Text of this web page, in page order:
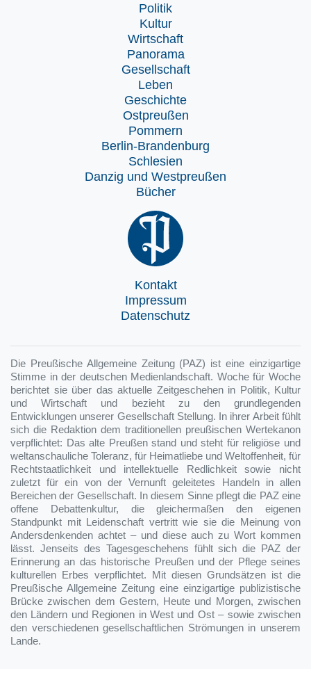
Politik
Kultur
Wirtschaft
Panorama
Gesellschaft
Leben
Geschichte
Ostpreußen
Pommern
Berlin-Brandenburg
Schlesien
Danzig und Westpreußen
Bücher
Kontakt
Impressum
Datenschutz
Die Preußische Allgemeine Zeitung (PAZ) ist eine einzigartige
Stimme in der deutschen Medienlandschaft. Woche für Woche
berichtet sie über das aktuelle Zeitgeschehen in Politik, Kultur
und Wirtschaft und bezieht zu den grundlegenden
Entwicklungen unserer Gesellschaft Stellung. In ihrer Arbeit fühlt
sich die Redaktion dem traditionellen preußischen Wertekanon
verpflichtet: Das alte Preußen stand und steht für religiöse und
weltanschauliche Toleranz, für Heimatliebe und Weltoffenheit, für
Rechtstaatlichkeit und intellektuelle Redlichkeit sowie nicht
zuletzt für ein von der Vernunft geleitetes Handeln in allen
Bereichen der Gesellschaft. In diesem Sinne pflegt die PAZ eine
offene Debattenkultur, die gleichermaßen den eigenen
Standpunkt mit Leidenschaft vertritt wie sie die Meinung von
Andersdenkenden achtet – und diese auch zu Wort kommen
lässt. Jenseits des Tagesgeschehens fühlt sich die PAZ der
Erinnerung an das historische Preußen und der Pflege seines
kulturellen Erbes verpflichtet. Mit diesen Grundsätzen ist die
Preußische Allgemeine Zeitung eine einzigartige publizistische
Brücke zwischen dem Gestern, Heute und Morgen, zwischen
den Ländern und Regionen in West und Ost – sowie zwischen
den verschiedenen gesellschaftlichen Strömungen in unserem
Lande.